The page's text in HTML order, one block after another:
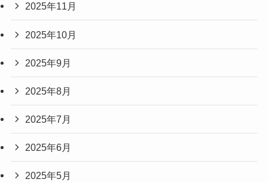
2025年11月
2025年10月
2025年9月
2025年8月
2025年7月
2025年6月
2025年5月